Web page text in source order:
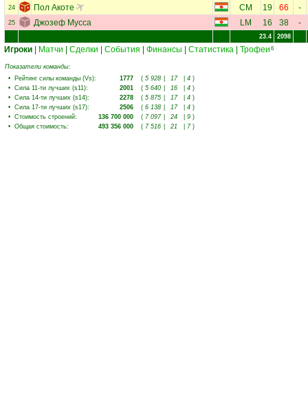
24 Пол Акоте CM 19 66 -
25 Джозеф Мусса LM 16 38 -
23.4 2098
Игроки Матчи Сделки События Финансы Статистика Трофеи 6
Показатели команды:
• Рейтинг силы команды (Vs): 1777 ( 5 928 17 4 )
• Сила 11-ти лучших (s11): 2001 ( 5 640 16 4 )
• Сила 14-ти лучших (s14): 2278 ( 5 875 17 4 )
• Сила 17-ти лучших (s17): 2506 ( 6 138 17 4 )
• Стоимость строений: 136 700 000 ( 7 097 24 9 )
• Общая стоимость: 493 356 000 ( 7 516 21 7 )